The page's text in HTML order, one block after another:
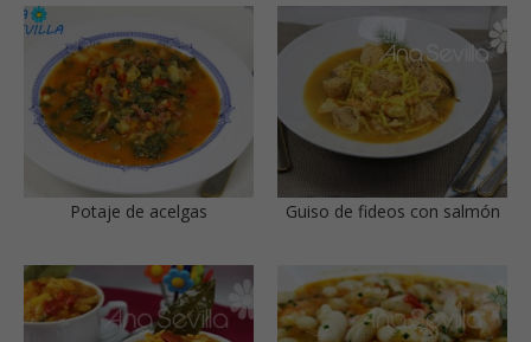
Potaje de acelgas Guiso de fideos con salmón